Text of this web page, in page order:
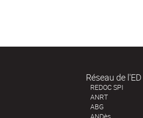
Réseau de l'ED
REDOC SPI
ANRT
ABG